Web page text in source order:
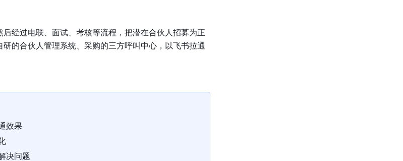
经过电联、面试、考核等流程，把潜在合伙人招募为正
的合伙人管理系统、采购的三方呼叫中心，以飞书拉通
效果
决问题